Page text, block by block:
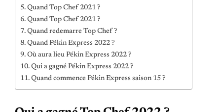
Quand Top Chef 2021 ?
Quand Top Chef 2021 ?
Quand redemarre Top Chef ?
Quand Pékin Express 2022 ?
Où aura lieu Pékin Express 2022 ?
Qui a gagné Pékin Express 2022 ?
Quand commence Pékin Express saison 15 ?